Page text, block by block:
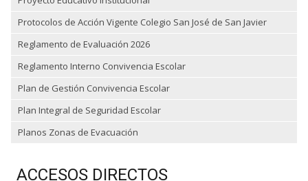
Protocolos de Acción Vigente Colegio San José de San Javier
Reglamento de Evaluación 2026
Reglamento Interno Convivencia Escolar
Plan de Gestión Convivencia Escolar
Plan Integral de Seguridad Escolar
Planos Zonas de Evacuación
ACCESOS DIRECTOS